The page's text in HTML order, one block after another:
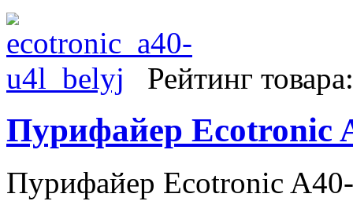
Рейтинг товара:
Пурифайер Ecotronic
Пурифайер Ecotronic